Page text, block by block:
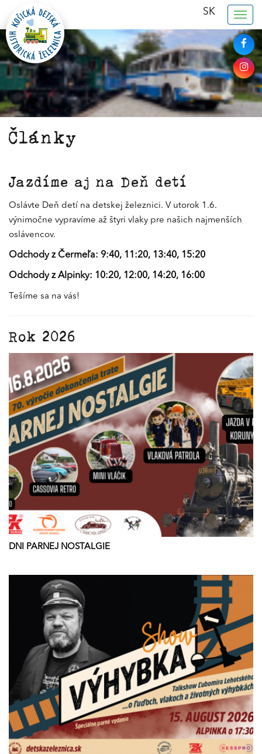
SK
Články
Jazdíme aj na Deň detí
Oslávte Deň detí na detskej železnici. V utorok 1.6.
výnimočne vypravíme až štyri vlaky pre našich najmenších
oslávencov.
Odchody z Čermeľa: 9:40, 11:20, 13:40, 15:20
Odchody z Alpinky: 10:20, 12:00, 14:20, 16:00
Tešíme sa na vás!
Rok 2026
DNI PARNEJ NOSTALGIE